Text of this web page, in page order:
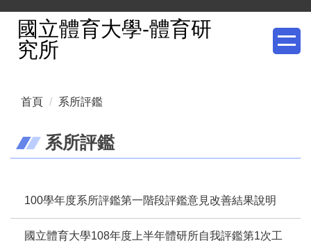
國立體育大學-體育研
究所
首頁 系所評鑑
系所評鑑
100學年度系所評鑑第一階段評鑑意見改善結果說明
國立體育大學108年度上半年體研所自我評鑑第1次工